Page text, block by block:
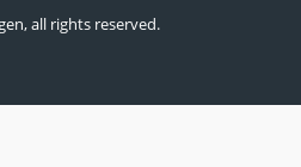
all rights reserved.